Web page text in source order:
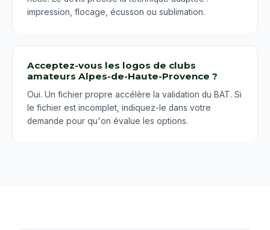
impression, flocage, écusson ou sublimation.
Acceptez-vous les logos de clubs
amateurs Alpes-de-Haute-Provence ?
Oui. Un fichier propre accélère la validation du BAT. Si
le fichier est incomplet, indiquez-le dans votre
demande pour qu'on évalue les options.